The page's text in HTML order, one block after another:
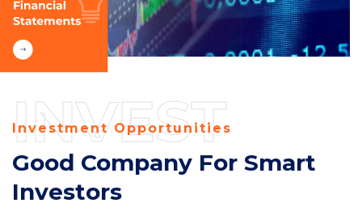
INVEST
Investment Opportunities
Good Company For Smart
Investors